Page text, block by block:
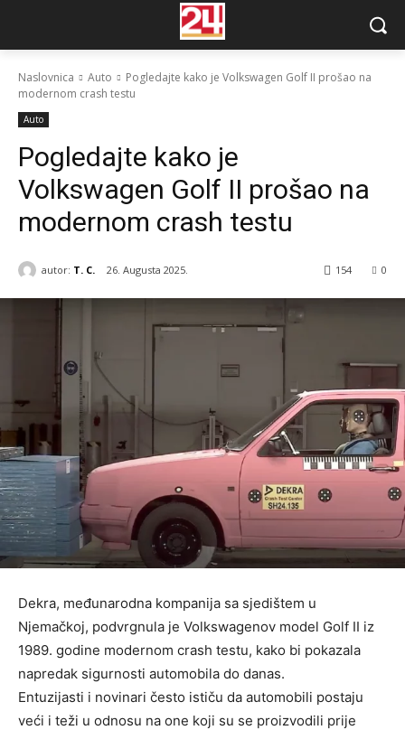
Naslovnica Auto
Pogledajte kako je Volkswagen Golf II prošao na
modernom crash testu
Auto
Pogledajte kako je
Volkswagen Golf II prošao na
modernom crash testu
autor: T. C. 26. Augusta 2025. 0
154
Dekra, međunarodna kompanija sa sjedištem u
Njemačkoj, podvrgnula je Volkswagenov model Golf II iz
1989. godine modernom crash testu, kako bi pokazala
napredak sigurnosti automobila do danas.
Entuzijasti i novinari često ističu da automobili postaju
veći i teži u odnosu na one koji su se proizvodili prije